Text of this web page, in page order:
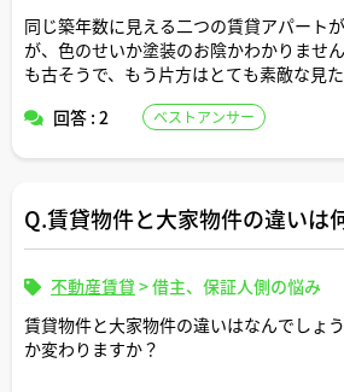
同じ築年数に見える二つの賃貸アパート
が、色のせいか塗装のお陰かわかりませ
も古そうで、もう片方はとても素敵な見
回答 : 2
ベストアンサー
Q.賃貸物件と大家物件の違いは
不動産賃貸 >借主、保証人側の悩み
賃貸物件と大家物件の違いはなんでしょ
か変わりますか？